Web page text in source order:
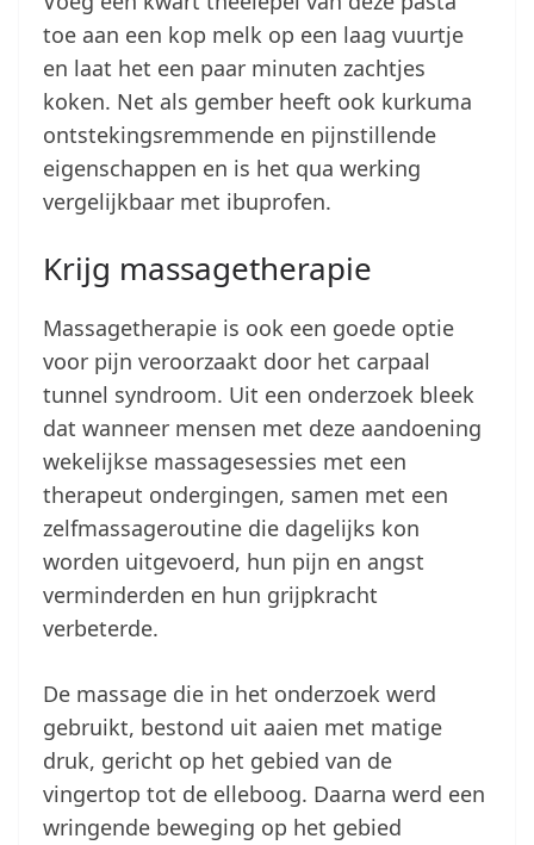
toe aan een kop melk op een laag vuurtje
en laat het een paar minuten zachtjes
koken. Net als gember heeft ook kurkuma
ontstekingsremmende en pijnstillende
eigenschappen en is het qua werking
vergelijkbaar met ibuprofen.
Krijg massagetherapie
Massagetherapie is ook een goede optie
voor pijn veroorzaakt door het carpaal
tunnel syndroom. Uit een onderzoek bleek
dat wanneer mensen met deze aandoening
wekelijkse massagesessies met een
therapeut ondergingen, samen met een
zelfmassageroutine die dagelijks kon
worden uitgevoerd, hun pijn en angst
verminderden en hun grijpkracht
verbeterde.
De massage die in het onderzoek werd
gebruikt, bestond uit aaien met matige
druk, gericht op het gebied van de
vingertop tot de elleboog. Daarna werd een
wringende beweging op het gebied